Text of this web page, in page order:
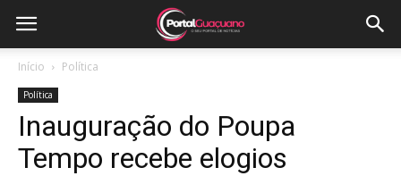
Início Política
Política
Inauguração do Poupa
Tempo recebe elogios